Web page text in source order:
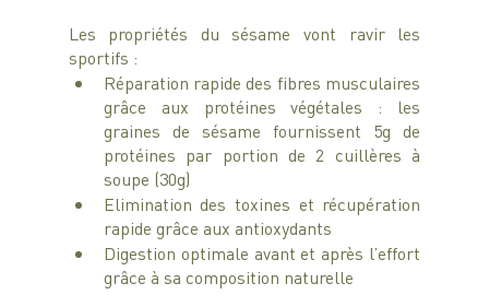
Les propriétés du sésame vont ravir les
sportifs :
Réparation rapide des fibres musculaires
grâce aux protéines végétales : les
graines de sésame fournissent 5g de
protéines par portion de 2 cuillères à
soupe (30g)
Elimination des toxines et récupération
rapide grâce aux antioxydants
Digestion optimale avant et après l’effort
grâce à sa composition naturelle